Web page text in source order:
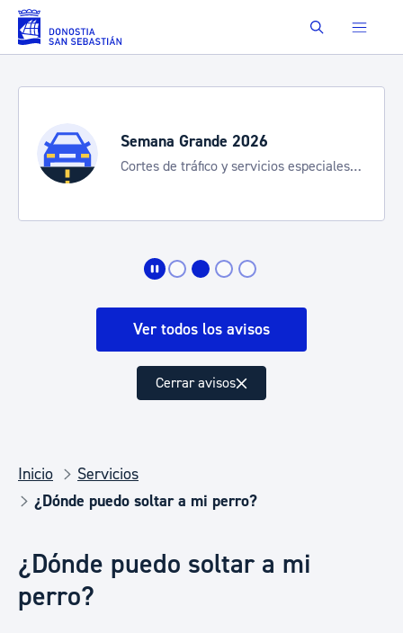
Saltar al contenido principal Buscar
Semana Grande 2026
Cortes de tráfico y servicios especiales
de transporte
Ver todos los avisos
Cerrar avisos
Inicio
Servicios
¿Dónde puedo soltar a mi perro?
¿Dónde puedo soltar a mi
perro?